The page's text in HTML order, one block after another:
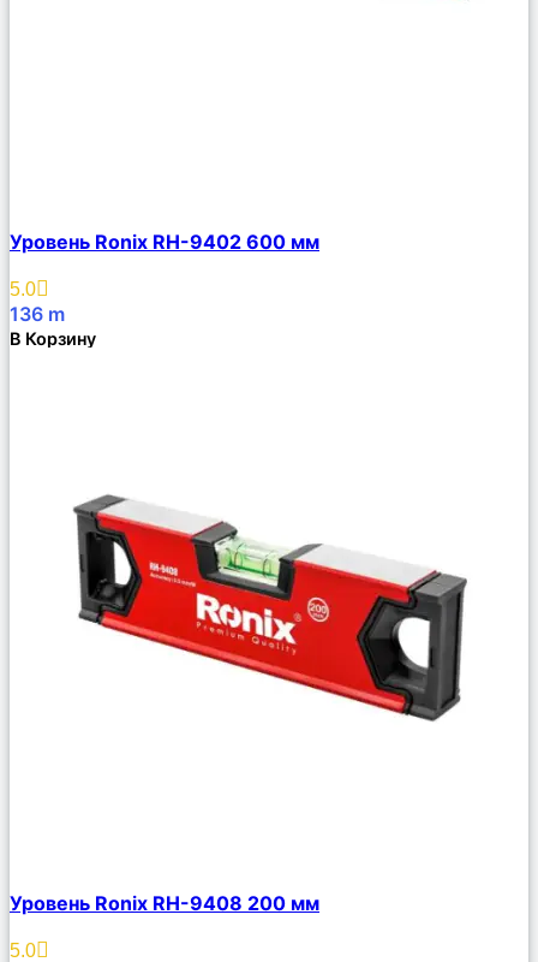
Описание
Избранное
Уровень Ronix RH-9402 600 мм
5.0
136 m
В Корзину
Описание
Избранное
Уровень Ronix RH-9408 200 мм
5.0